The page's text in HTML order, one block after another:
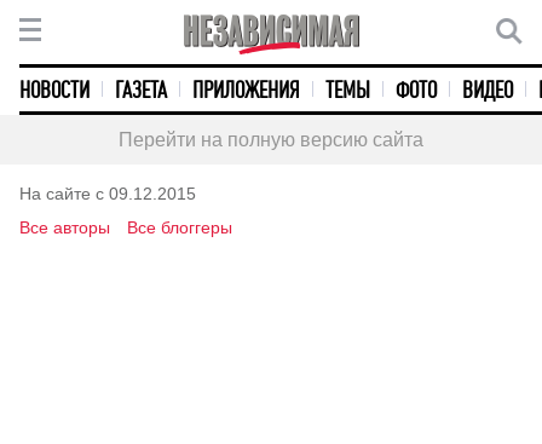
НОВОСТИ ГАЗЕТА ПРИЛОЖЕНИЯ ТЕМЫ ФОТО ВИДЕО
Перейти на полную версию сайта
На сайте с 09.12.2015
Все авторы
Все блоггеры